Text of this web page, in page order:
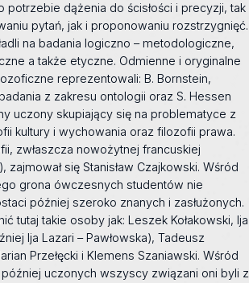
potrzebie dążenia do ścisłości i precyzji, tak
pytań, jak i proponowaniu rozstrzygnięć.
na badania logiczno – metodologiczne,
a także etyczne. Odmienne i oryginalne
reprezentowali: B. Bornstein,
z zakresu ontologii oraz S. Hessen
uczony skupiający się na problematyce z
kultury i wychowania oraz filozofii prawa.
zwłaszcza nowożytnej francuskiej
zajmował się Stanisław Czajkowski. Wśród
grona ówczesnych studentów nie
później szeroko znanych i zasłużonych.
tutaj takie osoby jak: Leszek Kołakowski, Ija
Ija Lazari – Pawłowska), Tadeusz
Przełęcki i Klemens Szaniawski. Wśród
uczonych wszyscy związani oni byli z